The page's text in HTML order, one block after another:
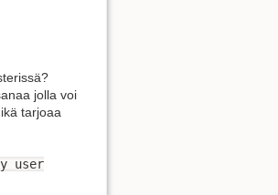
jolla voi
tarjoaa
user